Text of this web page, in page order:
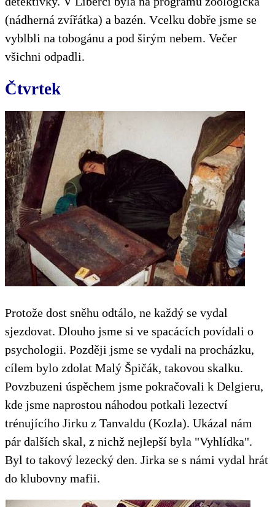
(nádherná zvířátka) a bazén. Vcelku dobře jsme se
vyblbli na tobogánu a pod širým nebem. Večer
všichni odpadli.
Čtvrtek
Protože dost sněhu odtálo, ne každý se vydal
sjezdovat. Dlouho jsme si ve spacácích povídali o
psychologii. Později jsme se vydali na procházku,
cílem bylo zdolat Malý Špičák, takovou skalku.
Povzbuzeni úspěchem jsme pokračovali k Delgieru,
kde jsme naprostou náhodou potkali lezectví
trénujícího Jirku z Tanvaldu (Kozla). Ukázal nám
pár dalších skal, z nichž nejlepší byla "Vyhlídka".
Byl to takový lezecký den. Jirka se s námi vydal hrát
do klubovny mafii.